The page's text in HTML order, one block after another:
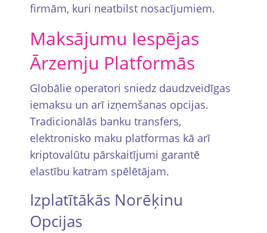
firmām, kuri neatbilst nosacījumiem.
Maksājumu Iespējas
Ārzemju Platformās
Globālie operatori sniedz daudzveidīgas
iemaksu un arī izņemšanas opcijas.
Tradicionālās banku transfers,
elektronisko maku platformas kā arī
kriptovalūtu pārskaitījumi garantē
elastību katram spēlētājam.
Izplatītākās Norēķinu
Opcijas